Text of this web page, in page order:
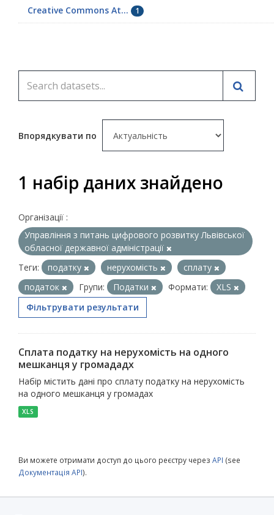
Creative Commons At... 1
Впорядкувати по
1 набір даних знайдено
Організації :
Управління з питань цифрового розвитку Львівської
обласної державної адміністрації
Теги:
податку нерухомість
сплату
податок
Групи: Податки Формати:
XLS
Фільтрувати результати
Сплата податку на нерухомість на одного
мешканця у громададх
Набір містить дані про сплату податку на нерухомість
на одного мешканця у громадах
XLS
Ви можете отримати доступ до цього реєстру через API (see
Документація API).